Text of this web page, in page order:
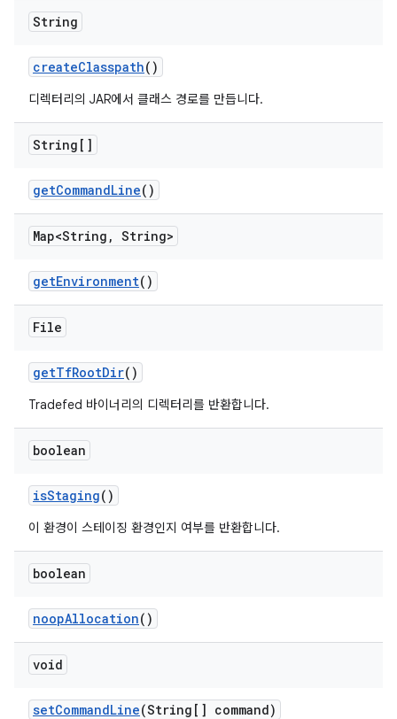
String
createClasspath()
디렉터리의 JAR에서 클래스 경로를 만듭니다.
String[]
getCommandLine()
Map<String , String>
getEnvironment()
File
getTfRootDir()
Tradefed 바이너리의 디렉터리를 반환합니다.
boolean
isStaging()
이 환경이 스테이징 환경인지 여부를 반환합니다.
boolean
noopAllocation()
void
setCommandLine(String[] command)